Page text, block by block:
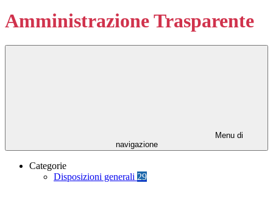
Amministrazione Trasparente
Menu di
navigazione
Categorie
Disposizioni generali 29